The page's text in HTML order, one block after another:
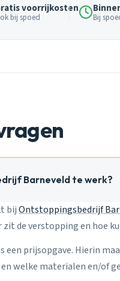
voorrijkosten
bij spoed Bij
Barneveld te werk?
bijOntstoppingsbedrijf
de verstopping en hoe
een prijsopgave. Hierin
welke materialen en/of